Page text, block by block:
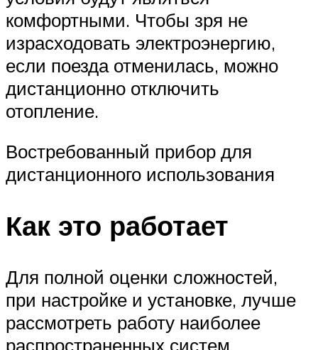
комфортными. Чтобы зря не
израсходовать электроэнергию,
если поезда отменилась, можно
дистанционно отключить
отопление.
Востребованный прибор для
дистанционного использования
Как это работает
Для полной оценки сложностей,
при настройке и установке, лучше
рассмотреть работу наиболее
распространенных систем